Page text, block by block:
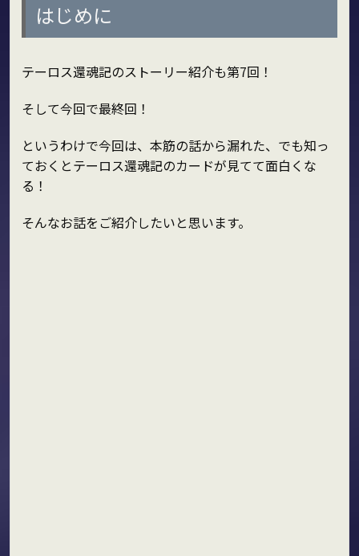
はじめに
テーロス還魂記のストーリー紹介も第7回！
そして今回で最終回！
というわけで今回は、本筋の話から漏れた、でも知っ
ておくとテーロス還魂記のカードが見てて面白くな
る！
そんなお話をご紹介したいと思います。